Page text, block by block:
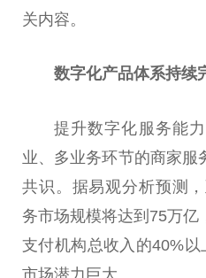
关内容。
数字化产品体系持续
提升数字化服务能力
业、多业务环节的商家服
共识。据易观分析预测
务市场规模将达到75万亿
支付机构总收入的40%以